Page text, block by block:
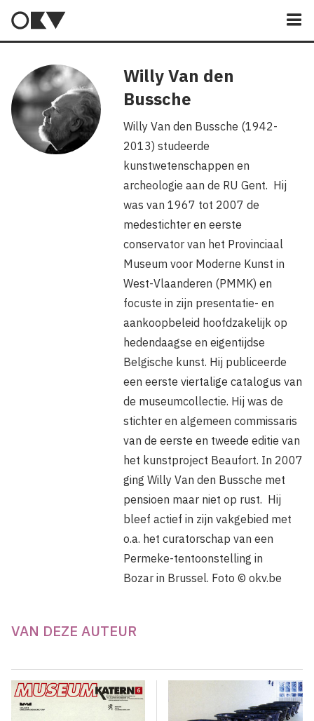
Willy Van den
Bussche
Willy Van den Bussche (1942-
2013) studeerde
kunstwetenschappen en
archeologie aan de RU Gent. Hij
was van 1967 tot 2007 de
medestichter en eerste
conservator van het Provinciaal
Museum voor Moderne Kunst in
West-Vlaanderen (PMMK) en
focuste in zijn presentatie- en
aankoopbeleid hoofdzakelijk op
hedendaagse en eigentijdse
Belgische kunst. Hij publiceerde
een eerste viertalige catalogus van
de museumcollectie. Hij was de
stichter en algemeen commissaris
van de eerste en tweede editie van
het kunstproject Beaufort. In 2007
ging Willy Van den Bussche met
pensioen maar niet op rust. Hij
bleef actief in zijn vakgebied met
o.a. het curatorschap van een
Permeke-tentoonstelling in
Bozar in Brussel. Foto © okv.be
VAN DEZE AUTEUR